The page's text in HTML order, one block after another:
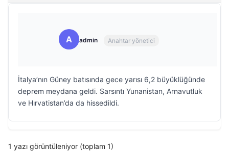
A admin Anahtar yönetici
İtalya’nın Güney batısında gece yarısı 6,2 büyüklüğünde
deprem meydana geldi. Sarsıntı Yunanistan, Arnavutluk
ve Hırvatistan’da da hissedildi.
1 yazı görüntüleniyor (toplam 1)